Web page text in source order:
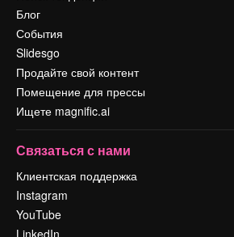
Блог
События
Slidesgo
Продайте свой контент
Помещение для прессы
Ищете magnific.ai
Связаться с нами
Клиентская поддержка
Instagram
YouTube